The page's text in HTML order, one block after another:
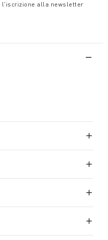
l'iscrizione alla newsletter